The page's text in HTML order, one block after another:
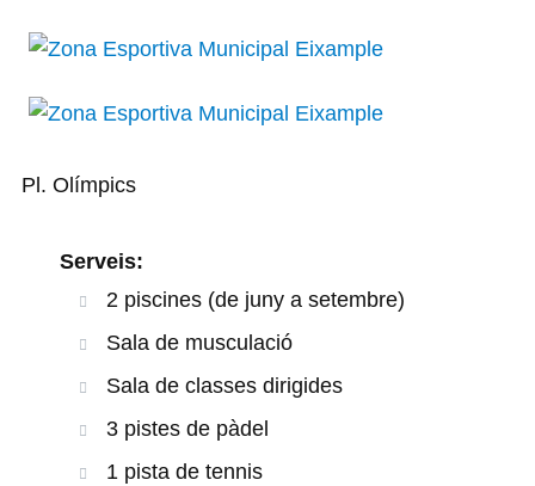
Pl. Olímpics
Serveis:
2 piscines (de juny a setembre)
Sala de musculació
Sala de classes dirigides
3 pistes de pàdel
1 pista de tennis